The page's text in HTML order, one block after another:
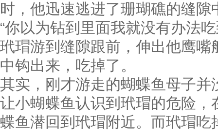
时，他迅速逃进了珊瑚礁的缝隙
“你以为钻到里面我就没有办法
玳瑁游到缝隙跟前，伸出他鹰
中钩出来，吃掉了。
其实，刚才游走的蝴蝶鱼母子
让小蝴蝶鱼认识到玳瑁的危险
蝶鱼潜回到玳瑁附近。而玳瑁